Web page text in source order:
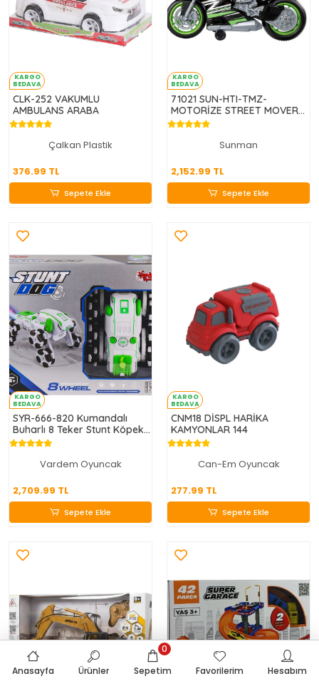
KARGO
BEDAVA
CLK-252 VAKUMLU
AMBULANS ARABA
Çalkan Plastik
376.99 TL
376.99 TL
Sepete Ekle
KARGO
BEDAVA
71021 SUN-HTI-TMZ-
MOTORİZE STREET MOVERZ
MOTOSİKLET SES IŞIK 2R
Sunman
2,152.99 TL
2,152.99 TL
Sepete Ekle
Sepete Ekle
KARGO
BEDAVA
SYR-666-820 Kumandalı
Buharlı 8 Teker Stunt Köpek
Araba -Vardem Oyuncak
Vardem Oyuncak
2,709.99 TL
2,709.99 TL
Sepete Ekle
Sepete Ekle
KARGO
BEDAVA
CNM18 DİSPL HARİKA
KAMYONLAR 144
Can-Em Oyuncak
277.99 TL
277.99 TL
Sepete Ekle
Anasayfa Ürünler Sepetim
0
Favorilerim
Hesabım